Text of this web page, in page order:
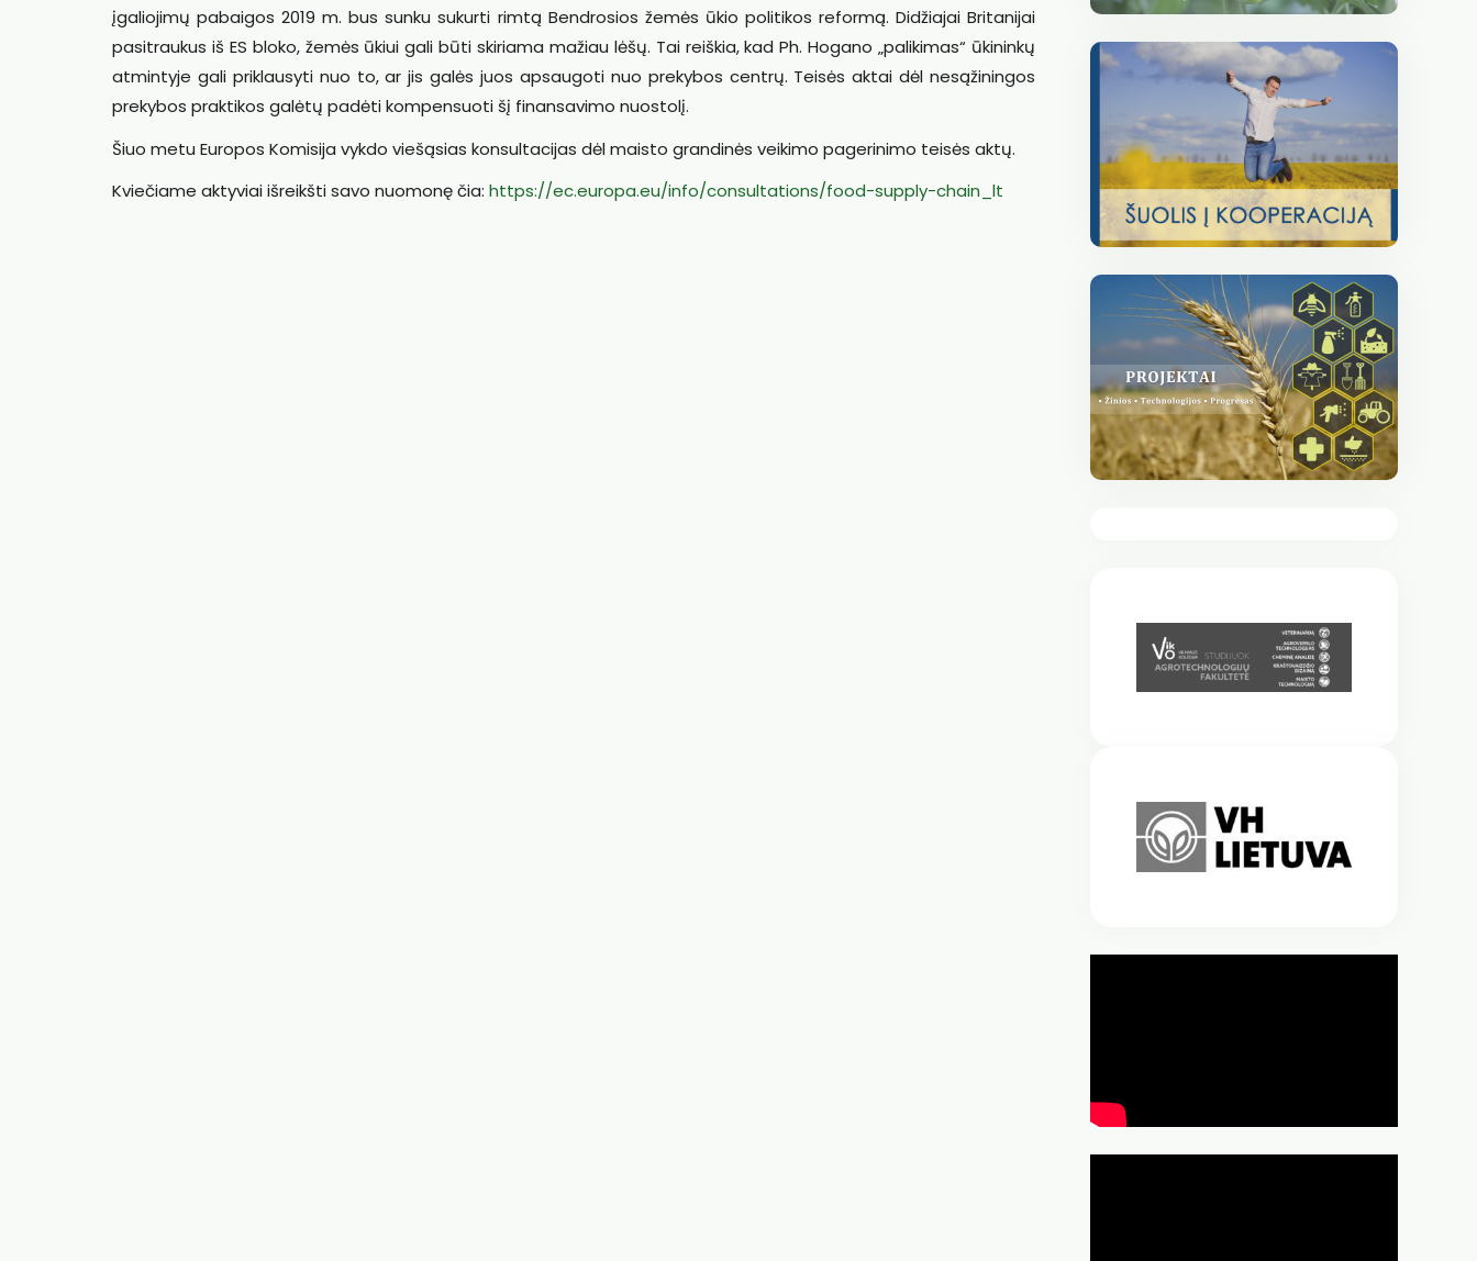
įgaliojimų pabaigos 2019 m. bus sunku sukurti rimtą Bendrosios žemės ūkio politikos reformą. Didžiajai Britanijai
pasitraukus iš ES bloko, žemės ūkiui gali būti skiriama mažiau lėšų. Tai reiškia, kad Ph. Hogano „palikimas“ ūkininkų
atmintyje gali priklausyti nuo to, ar jis galės juos apsaugoti nuo prekybos centrų. Teisės aktai dėl nesąžiningos
prekybos praktikos galėtų padėti kompensuoti šį finansavimo nuostolį.
Šiuo metu Europos Komisija vykdo viešąsias konsultacijas dėl maisto grandinės veikimo pagerinimo teisės aktų.
Kviečiame aktyviai išreikšti savo nuomonę čia: https://ec.europa.eu/info/consultations/food-supply-chain_lt